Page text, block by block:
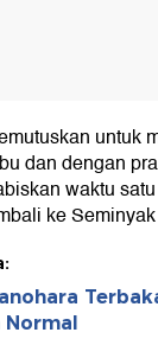
untuk
dan dengan
waktu
ke